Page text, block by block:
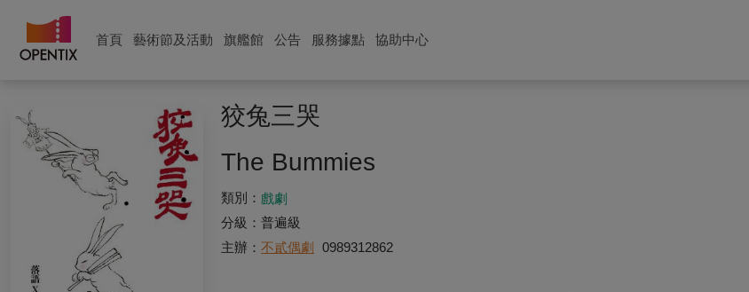
首頁 藝術節及活動 旗艦館 公告 服務據點 協助中心
狡兔三哭
The Bummies
類別： 戲劇
分級： 普遍級
主辦： 不貳偶劇 0989312862